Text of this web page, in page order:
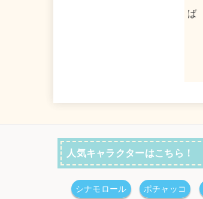
人気キャラクターはこちら！
シナモロール ポチャッコ